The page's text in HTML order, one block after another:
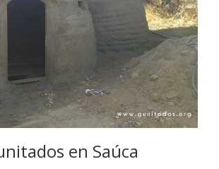
en Saúca